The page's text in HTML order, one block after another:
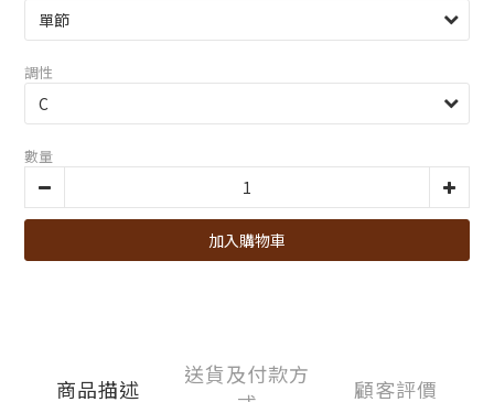
調性
數量
加入購物車
商品描述
送貨及付款方
顧客評價